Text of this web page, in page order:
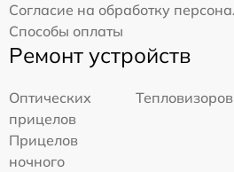
Согласие на обработку
Способы оплаты
Ремонт устройств
Оптических
прицелов
Тепловизоров
Прицелов
ночного